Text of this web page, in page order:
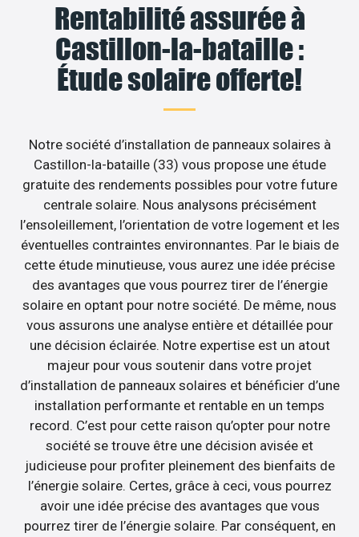
Rentabilité assurée à
Castillon-la-bataille :
Étude solaire offerte!
Notre société d’installation de panneaux solaires à
Castillon-la-bataille (33) vous propose une étude
gratuite des rendements possibles pour votre future
centrale solaire. Nous analysons précisément
l’ensoleillement, l’orientation de votre logement et les
éventuelles contraintes environnantes. Par le biais de
cette étude minutieuse, vous aurez une idée précise
des avantages que vous pourrez tirer de l’énergie
solaire en optant pour notre société. De même, nous
vous assurons une analyse entière et détaillée pour
une décision éclairée. Notre expertise est un atout
majeur pour vous soutenir dans votre projet
d’installation de panneaux solaires et bénéficier d’une
installation performante et rentable en un temps
record. C’est pour cette raison qu’opter pour notre
société se trouve être une décision avisée et
judicieuse pour profiter pleinement des bienfaits de
l’énergie solaire. Certes, grâce à ceci, vous pourrez
avoir une idée précise des avantages que vous
pourrez tirer de l’énergie solaire. Par conséquent, en